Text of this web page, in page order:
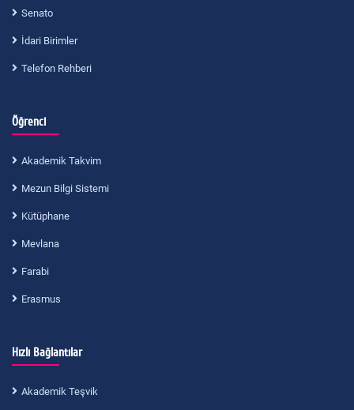
Senato
İdari Birimler
Telefon Rehberi
Öğrenci
Akademik Takvim
Mezun Bilgi Sistemi
Kütüphane
Mevlana
Farabi
Erasmus
Hızlı Bağlantılar
Akademik Teşvik